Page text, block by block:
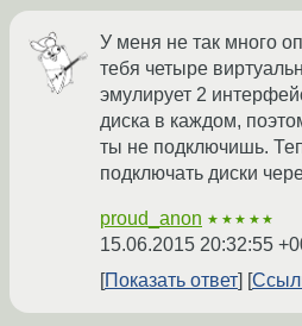
У меня не так много
тебя четыре
эмулирует 2
диска в каждом,
ты не подключишь.
подключать диски
proud_anon ★★★★★
15.06.2015 20:32:55
Показать ответ